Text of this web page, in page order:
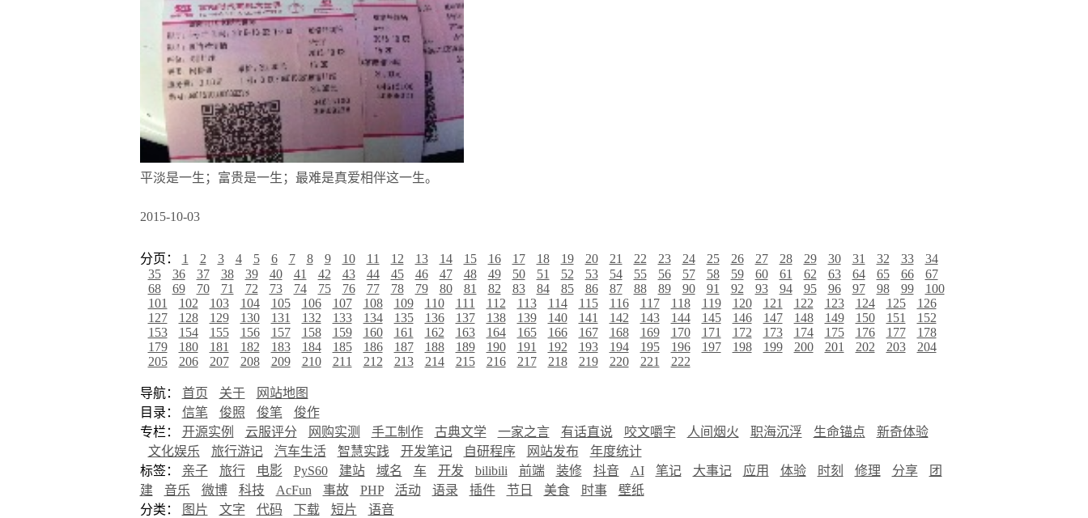
平淡是一生；富贵是一生；最难是真爱相伴这一生。
2015-10-03
分页： 1 2 3 4 5 6 7 8 9 10 11 12 13 14 15 16 17 18 19 20 21 22 23 24 25 26 27 28 29 30 31 32 33
34
35
36 37 38 39 40 41 42 43 44 45 46 47 48 49 50 51 52 53 54 55 56 57 58 59 60 61 62 63 64 65 66
67
68
69 70 71 72 73 74 75 76 77 78 79 80 81 82 83 84 85 86 87 88 89 90 91 92 93 94 95 96 97 98 99
100
101
102 103 104 105 106 107 108 109 110 111 112 113 114 115 116 117 118 119 120 121 122 123 124 125
126
127
128 129 130 131 132 133 134 135 136 137 138 139 140 141 142 143 144 145 146 147 148 149 150 151
152
153
154 155 156 157 158 159 160 161 162 163 164 165 166 167 168 169 170 171 172 173 174 175 176 177
178
179
180 181 182 183 184 185 186 187 188 189 190 191 192 193 194 195 196 197 198 199 200 201 202 203
204
205
206 207 208 209 210 211 212 213 214 215 216 217 218 219 220 221 222
导航： 首页 关于
网站地图
目录： 信笔 俊照 俊笔
俊作
专栏： 开源实例 云服评分 网购实测 手工制作 古典文学 一家之言 有话直说 咬文嚼字 人间烟火 职海沉浮 生命锚点
新奇体验
文化娱乐
旅行游记 汽车生活 智慧实践 开发笔记 自研程序 网站发布
年度统计
标签： 亲子 旅行 电影 PyS60 建站 域名 车 开发 bilibili 前端 装修 抖音 AI 笔记 大事记 应用 体验 时刻 修理 分享
团
建
音乐 微博 科技 AcFun 事故 PHP 活动 语录 插件 节日 美食 时事
壁纸
分类：
图片 文字 代码 下载 短片 语音